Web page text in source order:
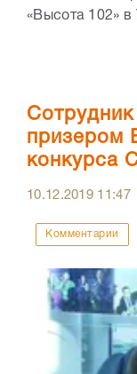
«Высота 102» в
призером
конкурса
10.12.2019 11:47
Комментарии